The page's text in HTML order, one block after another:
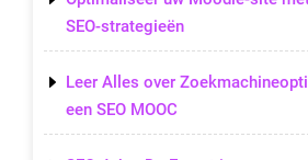
SEO-strategieën
Leer Alles over
een SEO MOOC